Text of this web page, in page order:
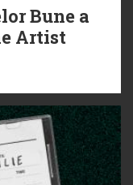
Bune a
Artist